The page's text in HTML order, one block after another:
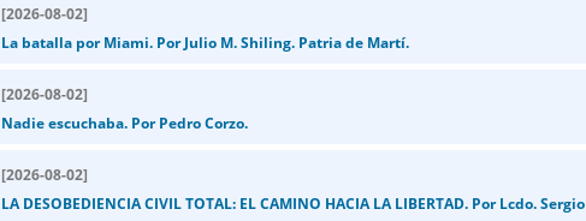
[2026-08-02]
La batalla por Miami. Por Julio M. Shiling. Patria de Martí.
[2026-08-02]
Nadie escuchaba. Por Pedro Corzo.
[2026-08-02]
LA DESOBEDIENCIA CIVIL TOTAL: EL CAMINO HACIA LA LIBERTAD. Por Lcdo. Sergio